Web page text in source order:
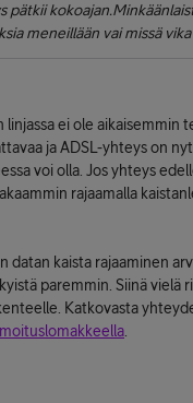
pätkii
meneillään vai missä
linjassa ei ole aikaisemmin
ja ADSL-yhteys on
voi olla. Jos yhteys
rajaamalla
datan kaista rajaaminen
paremmin. Siinä vielä
Katkovasta